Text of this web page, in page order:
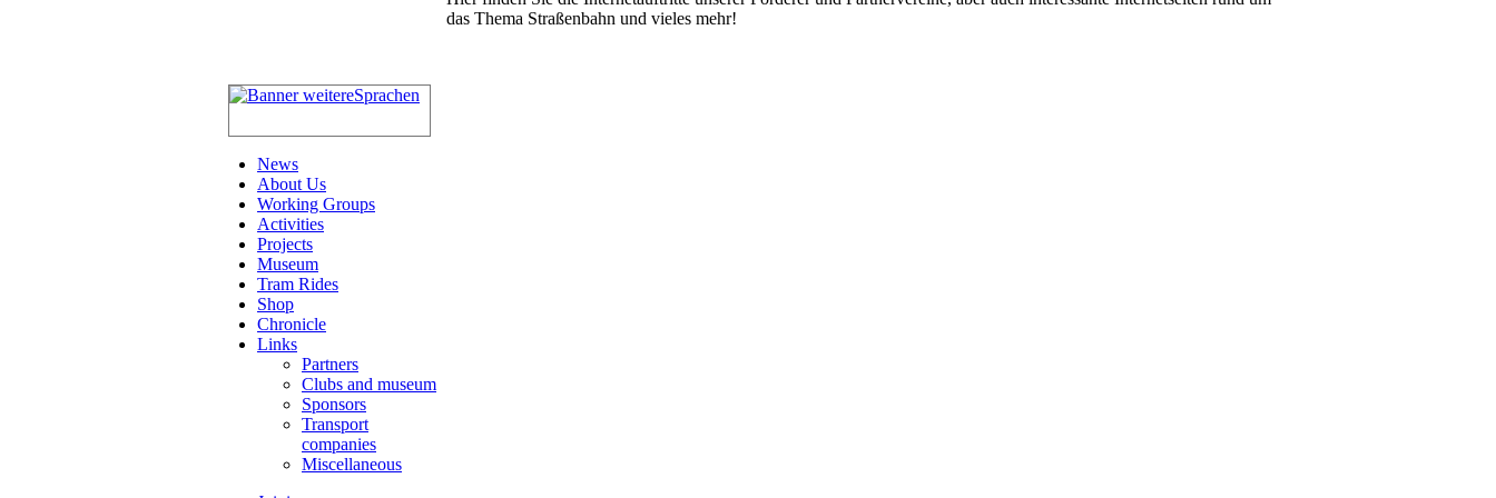
das Thema Straßenbahn und vieles mehr!
News
About Us
Working Groups
Activities
Projects
Museum
Tram Rides
Shop
Chronicle
Links
Partners
Clubs and museum
Sponsors
Transport
companies
Miscellaneous